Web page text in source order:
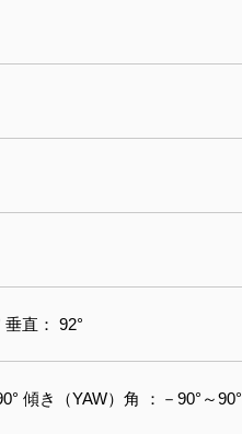
直： 92°
傾き（YAW）角 ：－90°～90°